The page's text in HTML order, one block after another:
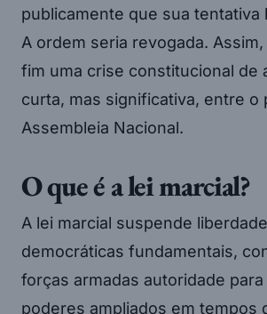
publicamente que sua tentativa
A ordem seria revogada.
fim uma crise constitucional de
curta, mas significativa, entre o
Assembleia Nacional.
O que é a lei marcial?
A lei marcial suspende
democráticas fundamentais,
forças armadas autoridade
poderes ampliados em tempos